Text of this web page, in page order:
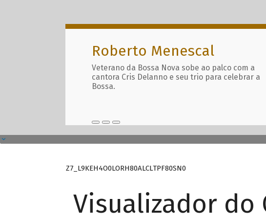
Roberto Menescal
Veterano da Bossa Nova sobe ao palco com a
cantora Cris Delanno e seu trio para celebrar a
Bossa.
Z7_L9KEH4O0LORH80ALCLTPF80SN0
Visualizador do